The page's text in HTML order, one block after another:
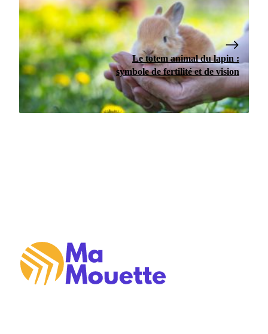
Le totem animal du lapin :
symbole de fertilité et de vision